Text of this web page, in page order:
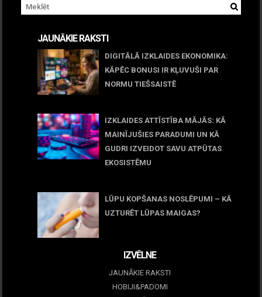
JAUNĀKIE RAKSTI
DIGITĀLĀ IZKLAIDES EKONOMIKA:
KĀPĒC BONUSI IR KĻUVUŠI PAR
NORMU TIEŠSAISTĒ
IZKLAIDES ATTĪSTĪBA MĀJĀS: KĀ
MAINĪJUŠIES PARADUMI UN KĀ
GUDRI IZVEIDOT SAVU ATPŪTAS
EKOSISTĒMU
LŪPU KOPŠANAS NOSLĒPUMI – KĀ
UZTURĒT LŪPAS MAIGAS?
IZVĒLNE
JAUNĀKIE RAKSTI
HOBIJI&PADOMI